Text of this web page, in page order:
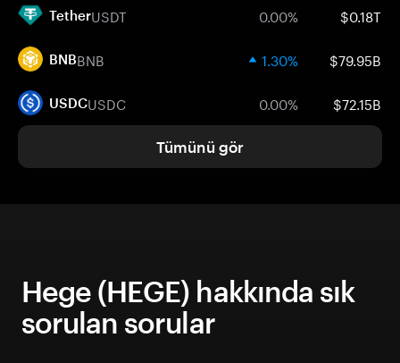
TetherUSDT 0.00% $0.18T
BNBBNB 1.30% $79.95B
USDCUSDC 0.00% $72.15B
Tümünü gör
Hege (HEGE) hakkında sık
sorulan sorular